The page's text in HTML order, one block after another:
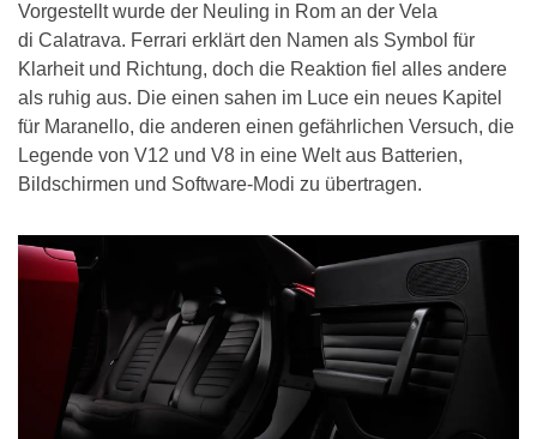
Vorgestellt wurde der Neuling in Rom an der Vela
di Calatrava. Ferrari erklärt den Namen als Symbol für
Klarheit und Richtung, doch die Reaktion fiel alles andere
als ruhig aus. Die einen sahen im Luce ein neues Kapitel
für Maranello, die anderen einen gefährlichen Versuch, die
Legende von V12 und V8 in eine Welt aus Batterien,
Bildschirmen und Software-Modi zu übertragen.